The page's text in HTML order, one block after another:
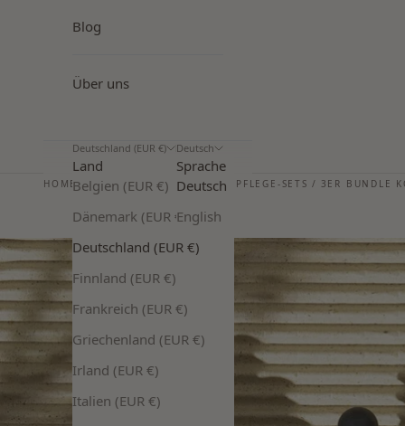
Blog
Über uns
Deutschland (EUR €)
Land
Belgien (EUR €)
Dänemark (EUR €)
Deutschland (EUR €)
Finnland (EUR €)
Frankreich (EUR €)
Griechenland (EUR €)
Irland (EUR €)
Italien (EUR €)
Deutsch
Sprache
Deutsch
English
HOME / HAAR & KOPFHAUT / HAARPFLEGE-SETS / 3ER BUNDLE